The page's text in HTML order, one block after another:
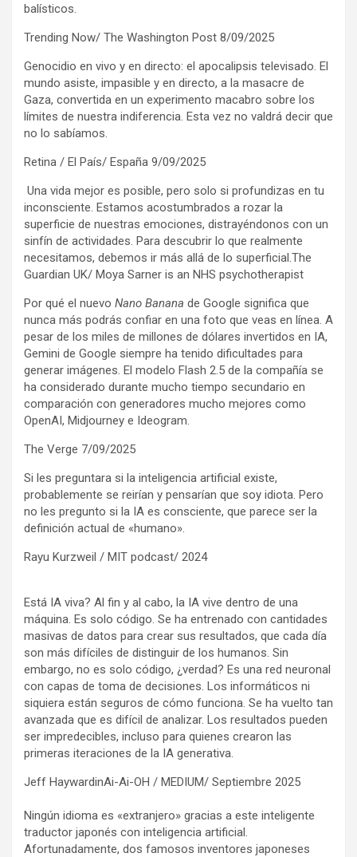
balísticos.
Trending Now/ The Washington Post 8/09/2025
Genocidio en vivo y en directo: el apocalipsis televisado. El
mundo asiste, impasible y en directo, a la masacre de
Gaza, convertida en un experimento macabro sobre los
límites de nuestra indiferencia. Esta vez no valdrá decir que
no lo sabíamos.
Retina / El País/ España 9/09/2025
Una vida mejor es posible, pero solo si profundizas en tu
inconsciente. Estamos acostumbrados a rozar la
superficie de nuestras emociones, distrayéndonos con un
sinfín de actividades. Para descubrir lo que realmente
necesitamos, debemos ir más allá de lo superficial.The
Guardian UK/ Moya Sarner is an NHS psychotherapist
Por qué el nuevo Nano Banana de Google significa que
nunca más podrás confiar en una foto que veas en línea. A
pesar de los miles de millones de dólares invertidos en IA,
Gemini de Google siempre ha tenido dificultades para
generar imágenes. El modelo Flash 2.5 de la compañía se
ha considerado durante mucho tiempo secundario en
comparación con generadores mucho mejores como
OpenAI, Midjourney e Ideogram.
The Verge 7/09/2025
Si les preguntara si la inteligencia artificial existe,
probablemente se reirían y pensarían que soy idiota. Pero
no les pregunto si la IA es consciente, que parece ser la
definición actual de «humano».
Rayu Kurzweil / MIT podcast/ 2024
Está IA viva? Al fin y al cabo, la IA vive dentro de una
máquina. Es solo código. Se ha entrenado con cantidades
masivas de datos para crear sus resultados, que cada día
son más difíciles de distinguir de los humanos. Sin
embargo, no es solo código, ¿verdad? Es una red neuronal
con capas de toma de decisiones. Los informáticos ni
siquiera están seguros de cómo funciona. Se ha vuelto tan
avanzada que es difícil de analizar. Los resultados pueden
ser impredecibles, incluso para quienes crearon las
primeras iteraciones de la IA generativa.
Jeff HaywardinAi-Ai-OH / MEDIUM/ Septiembre 2025
Ningún idioma es «extranjero» gracias a este inteligente
traductor japonés con inteligencia artificial.
Afortunadamente, dos famosos inventores japoneses